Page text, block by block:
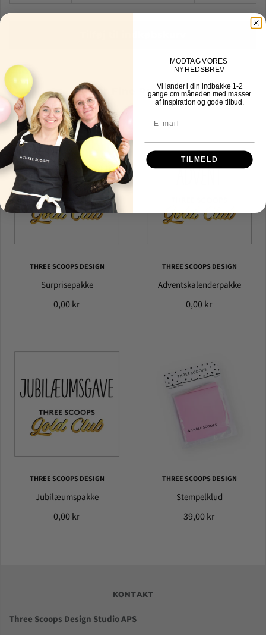
Other Fine Products
THREE SCOOPS DESIGN
Surprisepakke
0,00 kr
THREE SCOOPS DESIGN
Adventskalenderpakke
0,00 kr
THREE SCOOPS DESIGN
Jubilæumspakke
0,00 kr
THREE SCOOPS DESIGN
Stempelklud
39,00 kr
KONTAKT
Three Scoops Design Studio APS
MODTAG VORES
NYHEDSBREV
Vi lander i din indbakke 1-2
gange om måneden med masser
af inspiration og gode tilbud.
TILMELD